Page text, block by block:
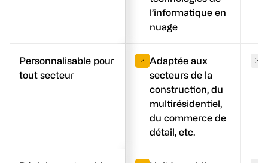
l’informatique en
nuage
Personnalisable pour
tout secteur
Adaptée aux
secteurs de la
construction, du
multirésidentiel,
du commerce de
détail, etc.